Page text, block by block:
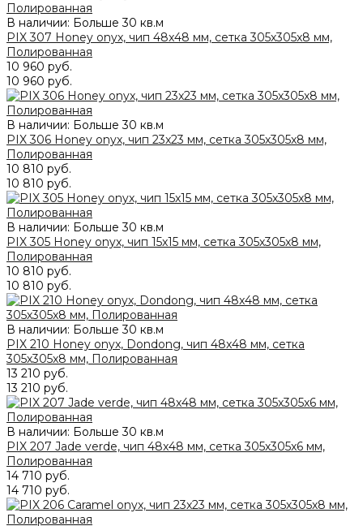
В наличии: Больше 30 кв.м
PIX 307 Honey onyx, чип 48x48 мм, сетка 305х305x8 мм,
Полированная
10 960 руб.
10 960 руб.
В наличии: Больше 30 кв.м
PIX 306 Honey onyx, чип 23x23 мм, сетка 305х305x8 мм,
Полированная
10 810 руб.
10 810 руб.
В наличии: Больше 30 кв.м
PIX 305 Honey onyx, чип 15x15 мм, сетка 305х305x8 мм,
Полированная
10 810 руб.
10 810 руб.
В наличии: Больше 30 кв.м
PIX 210 Honey onyx, Dondong, чип 48x48 мм, сетка
305х305x8 мм, Полированная
13 210 руб.
13 210 руб.
В наличии: Больше 30 кв.м
PIX 207 Jade verde, чип 48x48 мм, сетка 305х305x6 мм,
Полированная
14 710 руб.
14 710 руб.